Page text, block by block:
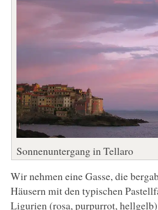
Sonnenuntergang in Tellaro
Wir nehmen eine Gasse, die
Häusern mit den typischen
Ligurien (rosa, purpurrot,